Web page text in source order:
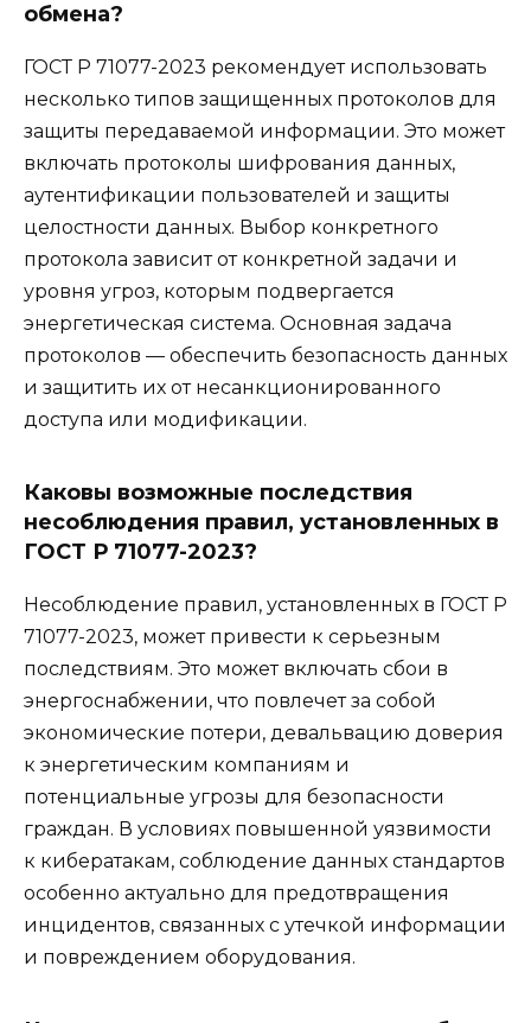
обмена?
ГОСТ Р 71077-2023 рекомендует использовать
несколько типов защищенных протоколов для
защиты передаваемой информации. Это может
включать протоколы шифрования данных,
аутентификации пользователей и защиты
целостности данных. Выбор конкретного
протокола зависит от конкретной задачи и
уровня угроз, которым подвергается
энергетическая система. Основная задача
протоколов — обеспечить безопасность данных
и защитить их от несанкционированного
доступа или модификации.
Каковы возможные последствия
несоблюдения правил, установленных в
ГОСТ Р 71077-2023?
Несоблюдение правил, установленных в ГОСТ Р
71077-2023, может привести к серьезным
последствиям. Это может включать сбои в
энергоснабжении, что повлечет за собой
экономические потери, девальвацию доверия
к энергетическим компаниям и
потенциальные угрозы для безопасности
граждан. В условиях повышенной уязвимости
к кибератакам, соблюдение данных стандартов
особенно актуально для предотвращения
инцидентов, связанных с утечкой информации
и повреждением оборудования.